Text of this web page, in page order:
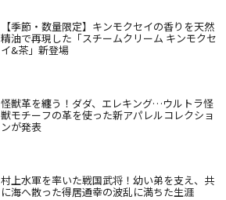
【季節・数量限定】キンモクセイの香りを天然
精油で再現した「スチームクリーム キンモクセ
イ&茶」新登場
怪獣革を纏う！ダダ、エレキング…ウルトラ怪
獣モチーフの革を使った新アパレルコレクショ
ンが発表
村上水軍を率いた戦国武将！幼い弟を支え、共
に海へ散った得居通幸の波乱に満ちた生涯